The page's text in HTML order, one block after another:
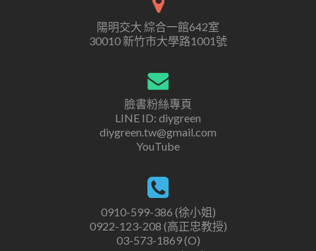
陽明交大 綜合一館642室
30010 新竹市大學路1001號
臉書粉絲專頁
LINE ID: diygreen
diygreen.tw@gmail.com
YouTube
0910-599-386 (徐小姐)
0922-123-208 (高正忠教授)
03-573-1869 (O)